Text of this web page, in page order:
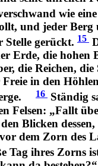
wie
und jeder Berg
gerückt. 15
Erde, die hohen
die Reichen,
in den
16 Ständig
Felsen: „Fallt
Blicken
dem Zorn des
Tag ihres Zorns